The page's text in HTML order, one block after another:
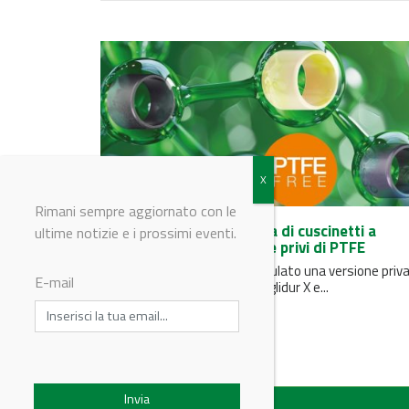
Igus presenta una gamma di cuscinetti a
strisciamento totalmente privi di PTFE
Il reparto R&D di igus ha formulato una versione
PTFE per i materiali iglidur G, iglidur X e...
Rimani sempre aggiornato con le
ultime notizie e i prossimi eventi.
E-mail